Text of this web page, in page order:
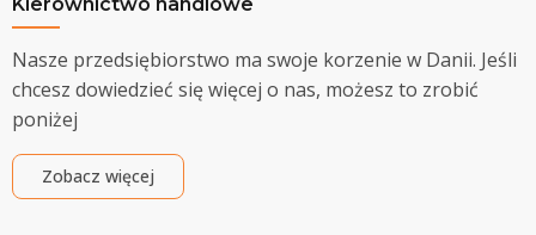
Nasze przedsiębiorstwo ma swoje korzenie w Danii. Jeśli
chcesz dowiedzieć się więcej o nas, możesz to zrobić
poniżej
Zobacz więcej